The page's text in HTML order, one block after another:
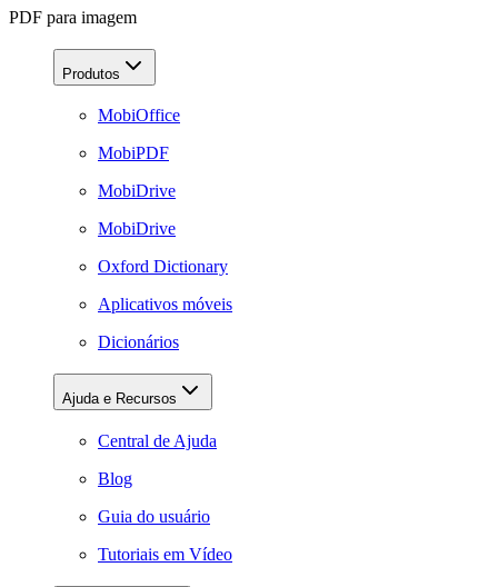
PDF para imagem
Produtos
MobiOffice
MobiPDF
MobiDrive
MobiDrive
Oxford Dictionary
Aplicativos móveis
Dicionários
Ajuda e Recursos
Central de Ajuda
Blog
Guia do usuário
Tutoriais em Vídeo